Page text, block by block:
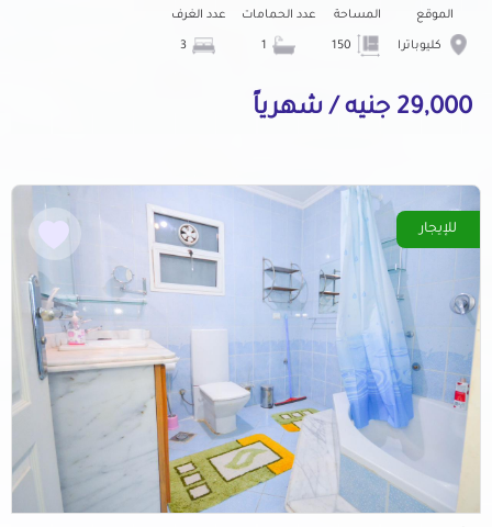
الموقع
كليوباترا
المساحة عدد الحمامات عدد الغرف
29,000 جنيه / شهرياً
للإيجار